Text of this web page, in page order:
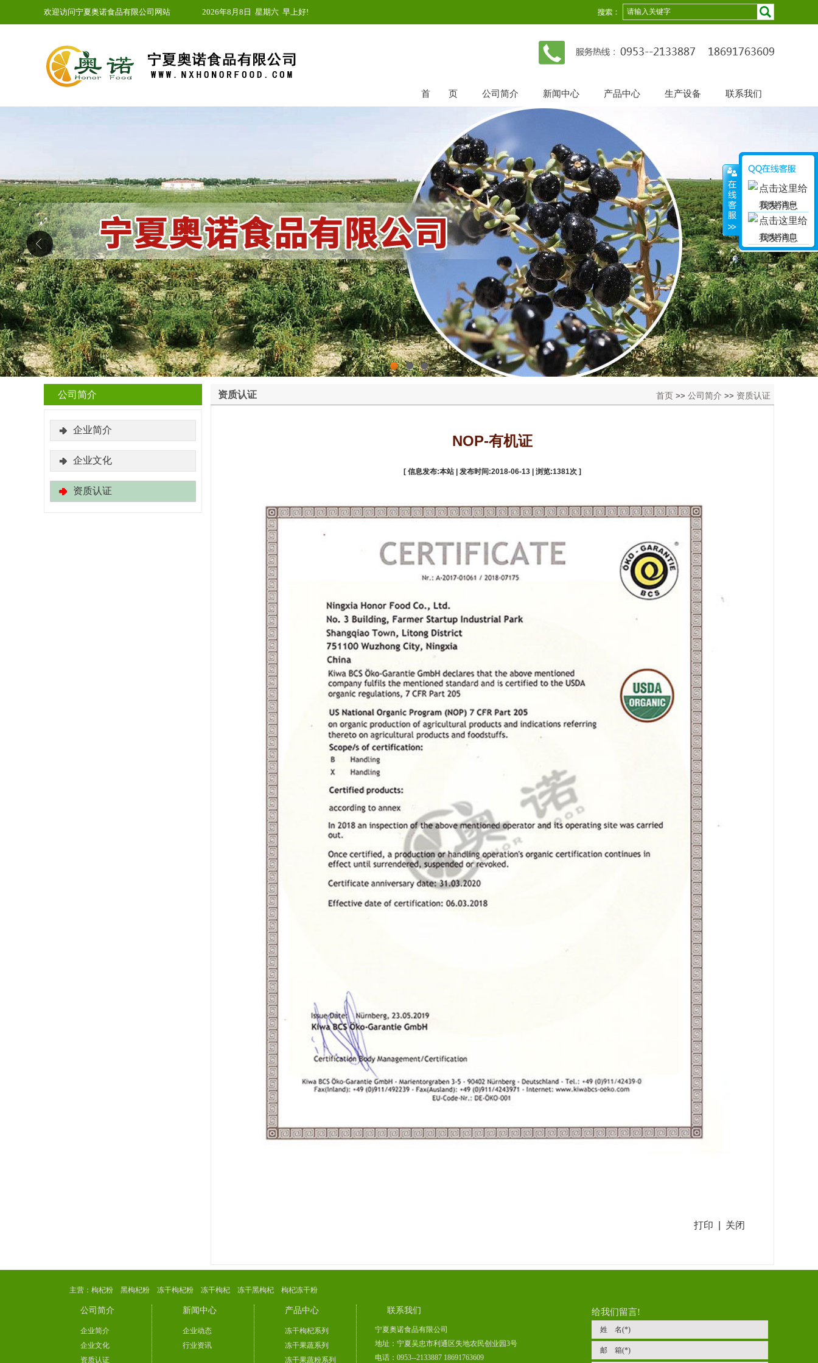
欢迎访问宁夏奥诺食品有限公司网站 2026年8月8日 星期六 早上好!
首 页 公司简介 新闻中心 产品中心 生产设备 联系我们
1 2
3
资质认证
首页 >> 公司简介 >> 资质认证
NOP-有机证
[ 信息发布:本站 | 发布时间:2018-06-13 | 浏览:1381次 ]
打印 关闭
公司简介
企业简介
企业文化
资质认证
主营： 枸杞粉 黑枸杞粉 冻干枸杞粉 冻干枸杞 冻干黑枸杞 枸杞冻干粉
公司简介
企业简介
企业文化
资质认证
新闻中心
企业动态
行业资讯
产品中心
冻干枸杞系列
冻干果蔬系列
冻干果蔬粉系列
联系我们
宁夏奥诺食品有限公司
地址：宁夏吴忠市利通区失地农民创业园3号
电话：0953--2133887 18691763609
给我们留言!
姓 名(*)
邮 箱(*)
在线咨询一
在线咨询二